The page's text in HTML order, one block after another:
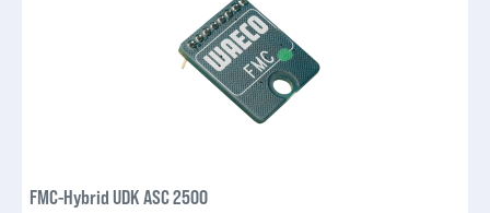
FMC-Hybrid UDK ASC 2500